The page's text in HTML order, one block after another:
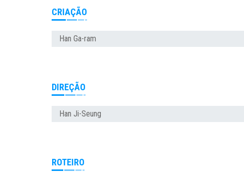
CRIAÇÃO
Han Ga-ram
DIREÇÃO
Han Ji-Seung
ROTEIRO